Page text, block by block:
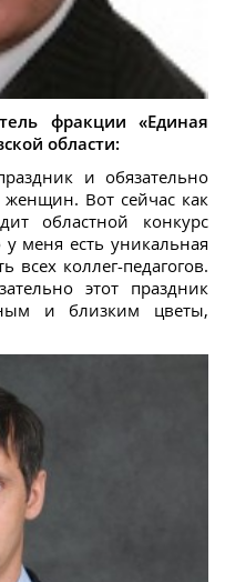
фракции «Единая
области:
и обязательно
Вот сейчас как
областной конкурс
меня есть уникальная
всех коллег-педагогов.
этот праздник
и близким цветы,